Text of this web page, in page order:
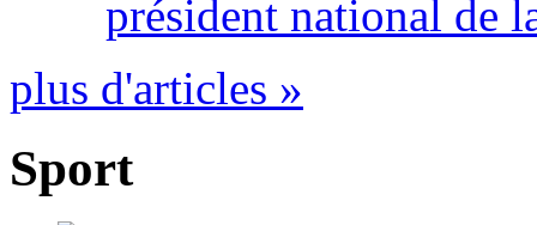
président national de
plus d'articles »
Sport